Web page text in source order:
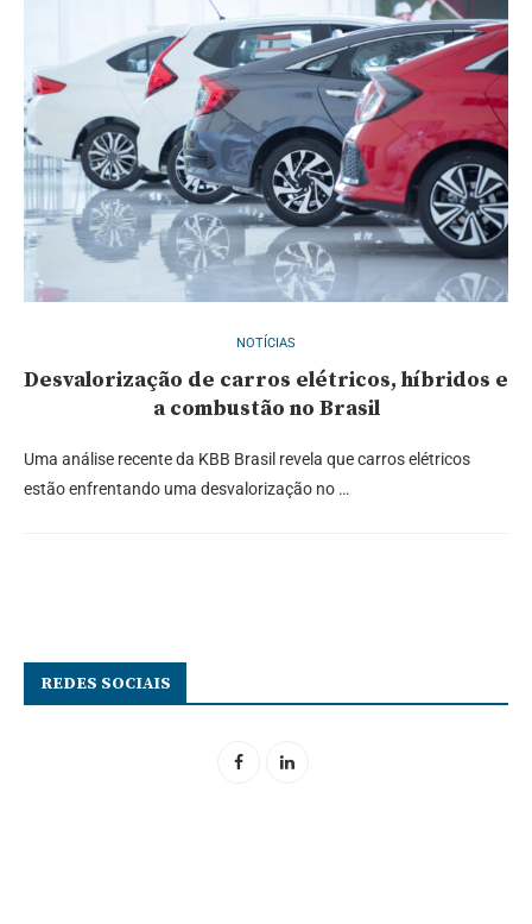
NOTÍCIAS
Desvalorização de carros elétricos, híbridos e
a combustão no Brasil
Uma análise recente da KBB Brasil revela que carros elétricos
estão enfrentando uma desvalorização no …
REDES SOCIAIS